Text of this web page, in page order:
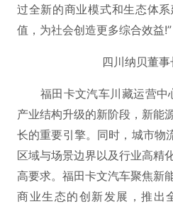
过全新的商业模式和生态体
值，为社会创造更多综合效益!”
四川纳贝董
福田卡文汽车川藏运营中
产业结构升级的新阶段，新能
长的重要引擎。同时，城市物
区域与场景边界以及行业高精
高要求。福田卡文汽车聚焦新
商业生态的创新发展，推